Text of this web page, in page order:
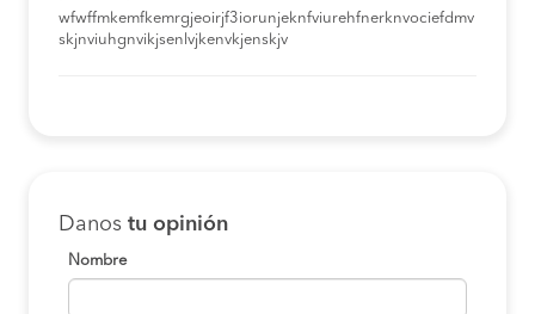
wfwffmkemfkemrgjeoirjf3iorunjeknfviurehfnerknvociefdmv
skjnviuhgnvikjsenlvjkenvkjenskjv
Danos tu opinión
Nombre